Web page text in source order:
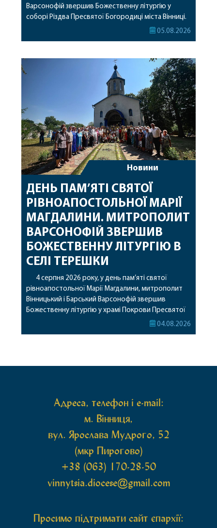
Варсонофій звершив Божественну літургію у
соборі Різдва Пресвятої Богородиці міста Вінниці.
Його Високопреосвященству співслужили
священному сані. Під час богослужіння підносилися
особливі молитви за мир в Україні, за воїнів, які
05.08.2026
Новини
ДЕНЬ ПАМ’ЯТІ СВЯТОЇ
РІВНОАПОСТОЛЬНОЇ МАРІЇ
МАГДАЛИНИ. МИТРОПОЛИТ
ВАРСОНОФІЙ ЗВЕРШИВ
БОЖЕСТВЕННУ ЛІТУРГІЮ В
СЕЛІ ТЕРЕШКИ
4 серпня 2026 року, у день пам’яті святої
рівноапостольної Марії Магдалини, митрополит
Вінницький і Барський Варсонофій звершив
Божественну літургію у храмі Покрови Пресвятої
Богородиці села Терешки Барського благочиння.
04.08.2026
Адреса, телефон і e-mail:
м. Вінниця,
вул. Ярослава Мудрого, 52
(мкр Пирогово)
+38 (063) 170-28-50
vinnytsia.diocese@gmail.com
Просимо підтримати сайт єпархії: